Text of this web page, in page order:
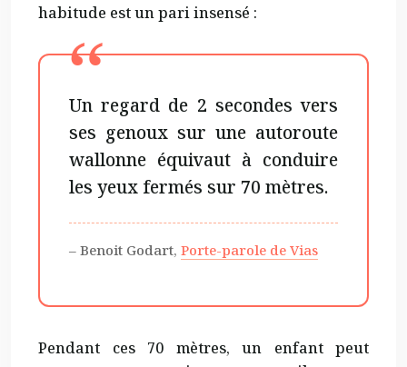
habitude est un pari insensé :
Un regard de 2 secondes vers
ses genoux sur une autoroute
wallonne équivaut à conduire
les yeux fermés sur 70 mètres.
– Benoit Godart, Porte-parole de Vias
Pendant ces 70 mètres, un enfant peut